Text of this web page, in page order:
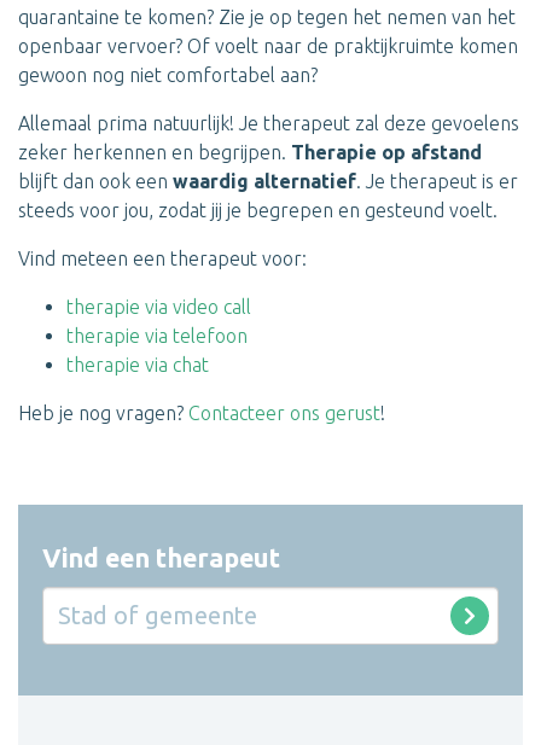
quarantaine te komen? Zie je op tegen het nemen van het
openbaar vervoer? Of voelt naar de praktijkruimte komen
gewoon nog niet comfortabel aan?
Allemaal prima natuurlijk! Je therapeut zal deze gevoelens
zeker herkennen en begrijpen. Therapie op afstand
blijft dan ook een waardig alternatief. Je therapeut is er
steeds voor jou, zodat jij je begrepen en gesteund voelt.
Vind meteen een therapeut voor:
therapie via video call
therapie via telefoon
therapie via chat
Heb je nog vragen? Contacteer ons gerust!
Vind een therapeut